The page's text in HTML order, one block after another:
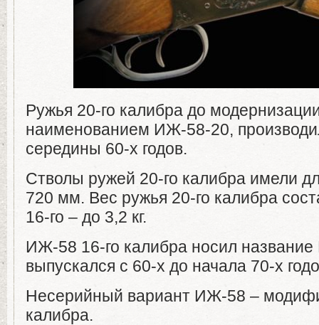
Ружья 20-го калибра до
наименованием ИЖ-58-20,
середины 60-х годов.
Стволы ружей 20-го калибра имели
720 мм. Вес ружья 20-го калибра
16-го – до 3,2 кг.
ИЖ-58 16-го калибра носил
выпускался с 60-х до начала 70-х
Несерийный вариант ИЖ-58 –
калибра.